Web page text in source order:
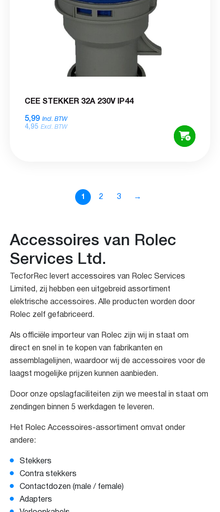
CEE STEKKER 32A 230V IP44
5,99 Incl. BTW
4,95 Excl. BTW
1 2 3 →
Accessoires van Rolec
Services Ltd.
TecforRec levert accessoires van Rolec Services
Limited, zij hebben een uitgebreid assortiment
elektrische accessoires. Alle producten worden door
Rolec zelf gefabriceerd.
Als officiële importeur van Rolec zijn wij in staat om
direct en snel in te kopen van fabrikanten en
assemblagelijnen, waardoor wij de accessoires voor de
laagst mogelijke prijzen kunnen aanbieden.
Door onze opslagfaciliteiten zijn we meestal in staat om
zendingen binnen 5 werkdagen te leveren.
Het Rolec Accessoires-assortiment omvat onder
andere:
Stekkers
Contra stekkers
Contactdozen (male / female)
Adapters